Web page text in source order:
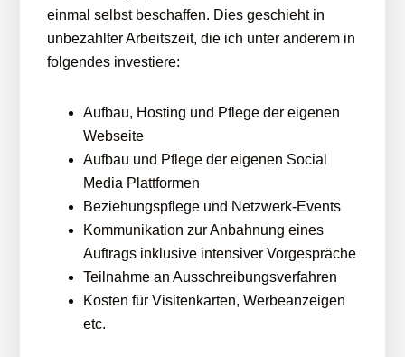
einmal selbst beschaffen. Dies geschieht in
unbezahlter Arbeitszeit, die ich unter anderem in
folgendes investiere:
Aufbau, Hosting und Pflege der eigenen
Webseite
Aufbau und Pflege der eigenen Social
Media Plattformen
Beziehungspflege und Netzwerk-Events
Kommunikation zur Anbahnung eines
Auftrags inklusive intensiver Vorgespräche
Teilnahme an Ausschreibungsverfahren
Kosten für Visitenkarten, Werbeanzeigen
etc.